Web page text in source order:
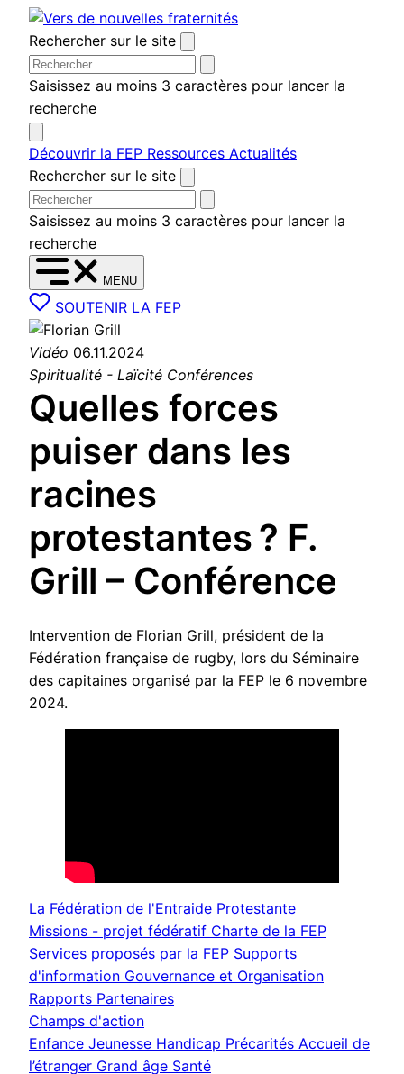
Aller
au
contenu
Rechercher sur le site
Saisissez au moins 3 caractères pour lancer la
recherche
Découvrir la FEP Ressources Actualités
Rechercher sur le site
Saisissez au moins 3 caractères pour lancer la
recherche
MENU
SOUTENIR LA FEP
Vidéo 06.11.2024
Spiritualité - Laïcité Conférences
Quelles forces
puiser dans les
racines
protestantes ? F.
Grill – Conférence
Intervention de Florian Grill, président de la
Fédération française de rugby, lors du Séminaire
des capitaines organisé par la FEP le 6 novembre
2024.
La Fédération de l'Entraide Protestante
Missions - projet fédératif Charte de la FEP
Services proposés par la FEP Supports
d'information Gouvernance et Organisation
Rapports Partenaires
Champs d'action
Enfance Jeunesse Handicap Précarités Accueil de
l’étranger Grand âge Santé